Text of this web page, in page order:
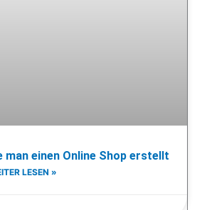
man einen Online Shop erstellt
LESEN »